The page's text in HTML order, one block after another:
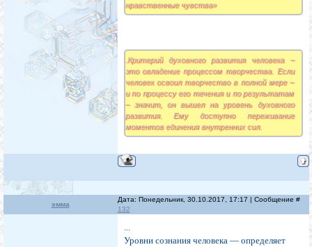
нравственные чувства»
.Критерий духовного развития человека –
это овладение процессом творчества. Если
человек освоил творчество в полной мере –
и по процессу его течения и по результатам
– значит, он вышел на уровень духовного
развития. Ему доступно переживание
моментов единения внутренних сил.
эмма
Дата: Понедельник, 30.10.2017, 17:17 | Сообщение #
132
...
Уровни сознания человека — определяет